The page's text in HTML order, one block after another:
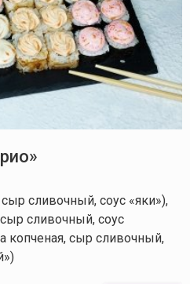
сливочный, соус «яки»),
сливочный, соус
копченая, сыр сливочный,